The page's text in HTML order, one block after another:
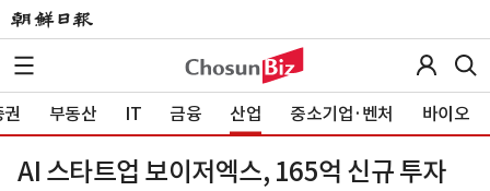
부동산 IT 금융 산업 중소기업·벤처 바이오
AI 스타트업 보이저엑스, 165억 신규 투자